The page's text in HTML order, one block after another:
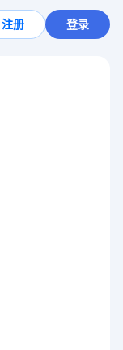
注册 登录